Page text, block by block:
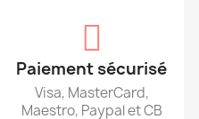
Paiement sécurisé
Visa, MasterCard,
Maestro, Paypal et CB